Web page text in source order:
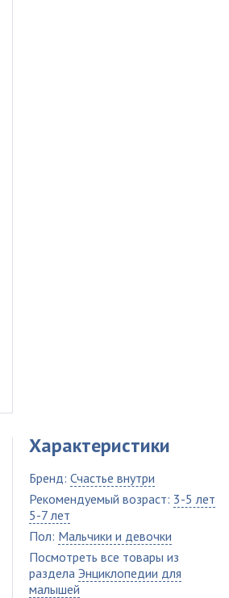
Характеристики
Бренд: Счастье внутри
Рекомендуемый возраст: 3-5 лет
5-7 лет
Пол: Мальчики и девочки
Посмотреть все товары из
раздела Энциклопедии для
малышей